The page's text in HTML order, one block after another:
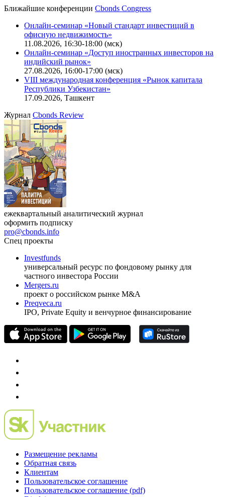
Ближайшие конференции Cbonds Congress
Онлайн-семинар «Новый стандарт инвестиций в
офисную недвижимость»
11.08.2026, 16:30-18:00 (мск)
Онлайн-семинар «Доступ иностранных инвесторов на
индийский рынок»
27.08.2026, 16:00-17:00 (мск)
VIII международная конференция «Рынок капитала
Республики Узбекистан»
17.09.2026, Ташкент
Журнал Cbonds Review
ежеквартальный аналитический журнал
оформить подписку
pro@cbonds.info
Спец проекты
Investfunds
универсальный ресурс по фондовому рынку для
частного инвестора России
Mergers.ru
проект о российском рынке M&A
Preqveca.ru
IPO, Private Equity и венчурное финансирование
Размещение рекламы
Обратная связь
Клиентам
Пользовательское соглашение
Пользовательское соглашение (pdf)